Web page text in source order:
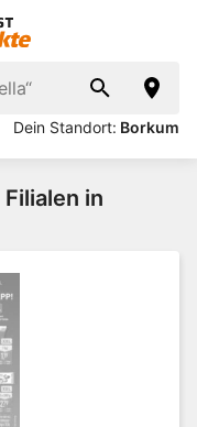
Dein Standort: Borkum
Filialen in